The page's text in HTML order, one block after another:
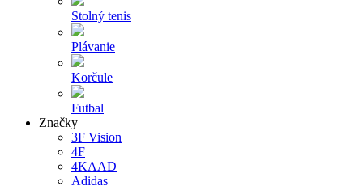
Stolný tenis
Plávanie
Korčule
Futbal
Značky
3F Vision
4F
4KAAD
Adidas